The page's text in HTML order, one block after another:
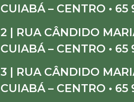
CUIABÁ – CENTRO • 65
2 | RUA CÂNDIDO
CUIABÁ – CENTRO • 65
3 | RUA CÂNDIDO
CUIABÁ – CENTRO • 65